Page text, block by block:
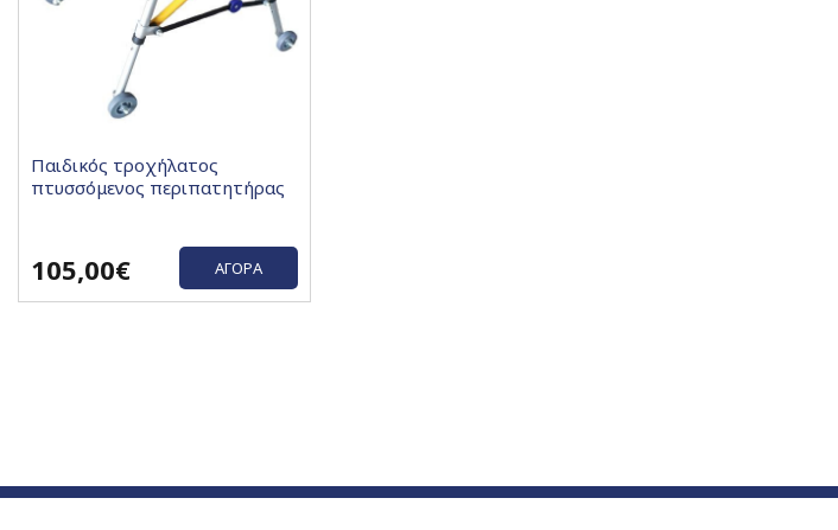
Παιδικός τροχήλατος
πτυσσόμενος περιπατητήρας
105,00€ ΑΓΟΡΆ